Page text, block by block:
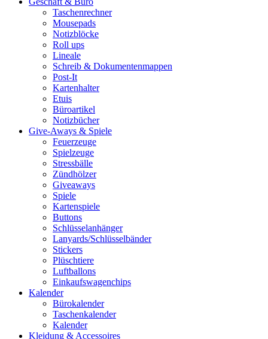
Taschenrechner
Mousepads
Notizblöcke
Roll ups
Lineale
Schreib & Dokumentenmappen
Post-It
Kartenhalter
Etuis
Büroartikel
Notizbücher
Give-Aways & Spiele
Feuerzeuge
Spielzeuge
Stressbälle
Zündhölzer
Giveaways
Spiele
Kartenspiele
Buttons
Schlüsselanhänger
Lanyards/Schlüsselbänder
Stickers
Plüschtiere
Luftballons
Einkaufswagenchips
Kalender
Bürokalender
Taschenkalender
Kalender
Kleidung & Accessoires